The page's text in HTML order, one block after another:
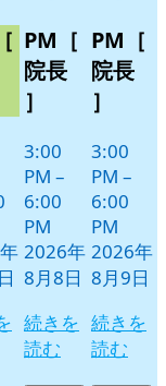
PM［
院長
］
3:00
PM –
6:00
PM
2026年
8月8日
続きを
読む
PM［
院長
］
3:00
PM –
6:00
PM
2026年
8月9日
続きを
読む